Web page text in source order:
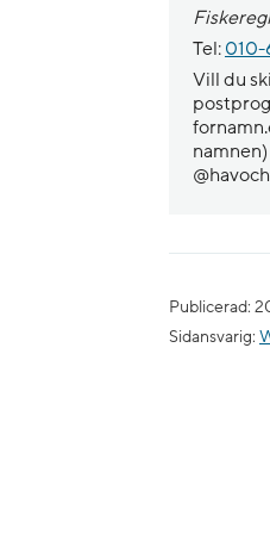
Tel: 010-
Vill du
Publicerad:
Sidansvarig: